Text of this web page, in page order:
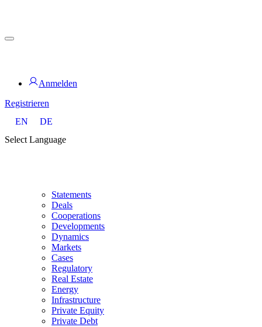
for PHYSIC ASSETS
Anmelden
Registrieren
EN
DE
Select Language
Statements
Deals
Cooperations
Developments
Dynamics
Markets
Cases
Regulatory
Real Estate
Energy
Infrastructure
Private Equity
Private Debt